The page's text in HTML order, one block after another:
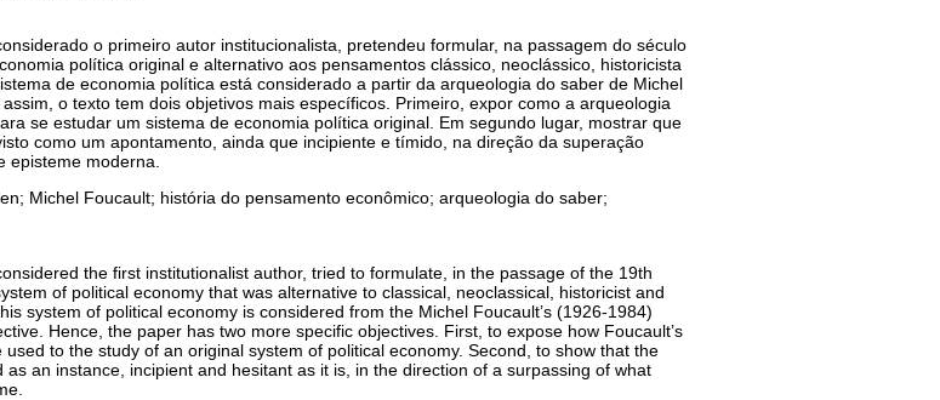
o primeiro autor institucionalista, pretendeu formular, na passagem do século
política original e alternativo aos pensamentos clássico, neoclássico, historicista
de economia política está considerado a partir da arqueologia do saber de Michel
o texto tem dois objetivos mais específicos. Primeiro, expor como a arqueologia
se estudar um sistema de economia política original. Em segundo lugar, mostrar que
como um apontamento, ainda que incipiente e tímido, na direção da superação
episteme moderna.
Michel Foucault; história do pensamento econômico; arqueologia do saber;
the first institutionalist author, tried to formulate, in the passage of the 19th
of political economy that was alternative to classical, neoclassical, historicist and
system of political economy is considered from the Michel Foucault’s (1926-1984)
Hence, the paper has two more specific objectives. First, to expose how Foucault’s
to the study of an original system of political economy. Second, to show that the
as an instance, incipient and hesitant as it is, in the direction of a surpassing of what